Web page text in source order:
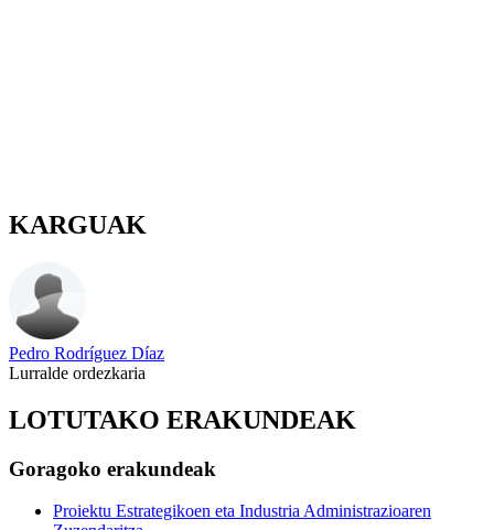
KARGUAK
Pedro Rodríguez Díaz
Lurralde ordezkaria
LOTUTAKO ERAKUNDEAK
Goragoko erakundeak
Proiektu Estrategikoen eta Industria Administrazioaren